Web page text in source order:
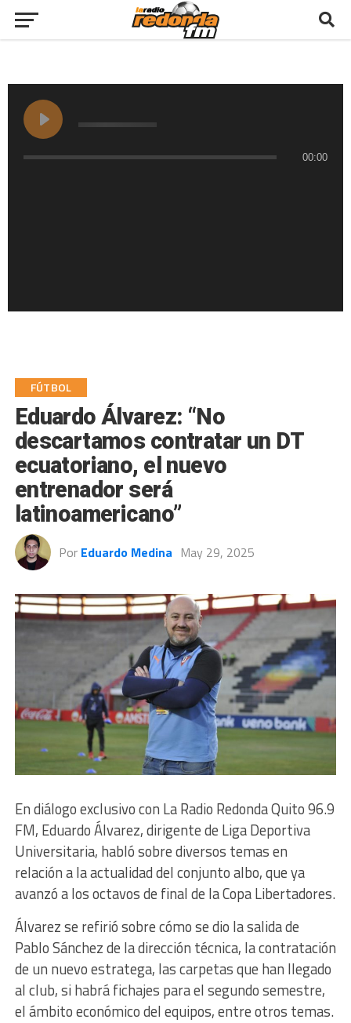
00:00
FÚTBOL
Eduardo Álvarez: “No
descartamos contratar un DT
ecuatoriano, el nuevo
entrenador será
latinoamericano”
Por Eduardo Medina May 29, 2025
En diálogo exclusivo con La Radio Redonda Quito 96.9
FM, Eduardo Álvarez, dirigente de Liga Deportiva
Universitaria, habló sobre diversos temas en
relación a la actualidad del conjunto albo, que ya
avanzó a los octavos de final de la Copa Libertadores.
Álvarez se refirió sobre cómo se dio la salida de
Pablo Sánchez de la dirección técnica, la contratación
de un nuevo estratega, las carpetas que han llegado
al club, si habrá fichajes para el segundo semestre,
el ámbito económico del equipos, entre otros temas.